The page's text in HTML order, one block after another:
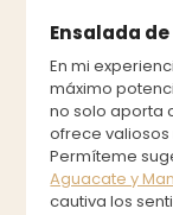
Ensalada
En mi
máximo
no solo aporta
ofrece valiosos
Permíteme
Aguacate y
cautiva los